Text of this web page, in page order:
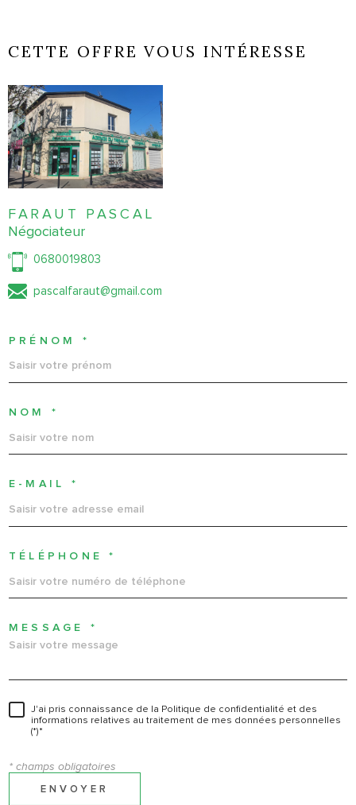
CETTE OFFRE VOUS INTÉRESSE
FARAUT PASCAL
Négociateur
0680019803
pascalfaraut@gmail.com
PRÉNOM *
NOM *
E-MAIL *
TÉLÉPHONE *
MESSAGE *
J'ai pris connaissance de la Politique de confidentialité et des
informations relatives au traitement de mes données personnelles
(*)*
* champs obligatoires
ENVOYER